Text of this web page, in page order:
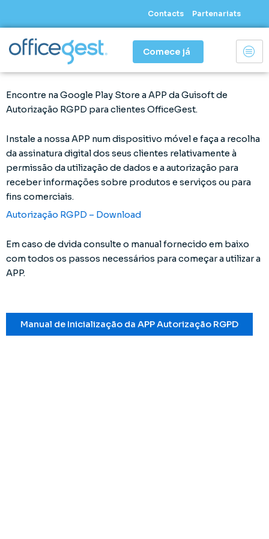
Contacts Partenariats
Comece já
Encontre na Google Play Store a APP da Guisoft de
Autorização RGPD para clientes OfficeGest.
Instale a nossa APP num dispositivo móvel e faça a recolha
da assinatura digital dos seus clientes relativamente à
permissão da utilização de dados e a autorização para
receber informações sobre produtos e serviços ou para
fins comerciais.
Autorização RGPD – Download
Em caso de dvida consulte o manual fornecido em baixo
com todos os passos necessários para começar a utilizar a
APP.
Manual de Inicialização da APP Autorização RGPD